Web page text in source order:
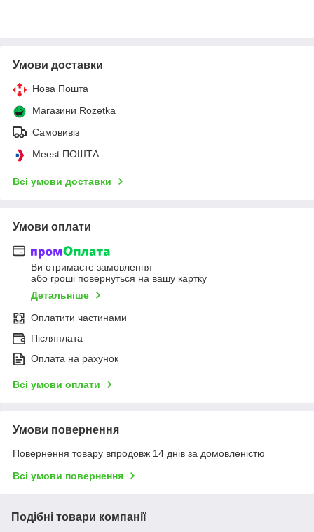
Умови доставки
Нова Пошта
Магазини Rozetka
Самовивіз
Meest ПОШТА
Всі умови доставки
Умови оплати
Ви отримаєте замовлення
або гроші повернуться на вашу картку
Детальніше
Оплатити частинами
Післяплата
Оплата на рахунок
Всі умови оплати
Умови повернення
Повернення товару впродовж 14 днів за домовленістю
Всі умови повернення
Подібні товари компанії